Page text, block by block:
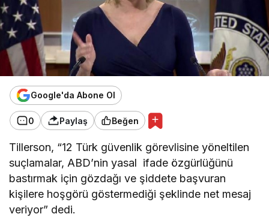
Google'da Abone Ol
0 Paylaş Beğen
Tillerson, “12 Türk güvenlik görevlisine yöneltilen
suçlamalar, ABD’nin yasal ifade özgürlüğünü
bastırmak için gözdağı ve şiddete başvuran
kişilere hoşgörü göstermediği şeklinde net mesaj
veriyor” dedi.